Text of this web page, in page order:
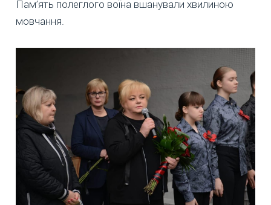
Пам’ять полеглого воїна вшанували хвилиною
мовчання.